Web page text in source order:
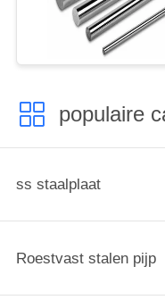
populaire
ss staalplaat
Roestvast stalen pijp